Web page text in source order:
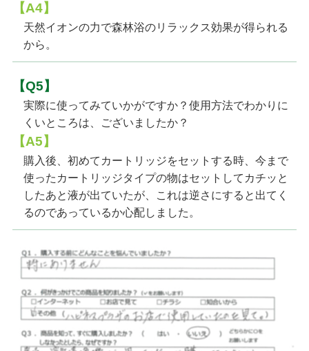
【A4】
天然イオンの力で森林浴のリラックス効果が得られる
から。
【Q5】
実際に使ってみていかがですか？使用方法でわかりに
くいところは、ございましたか？
【A5】
購入後、初めてカートリッジをセットする時、今まで
使ったカートリッジタイプの物はセットしてカチッと
したあと液が出ていたが、これは逆さにすると出てく
るのであっているか心配しました。